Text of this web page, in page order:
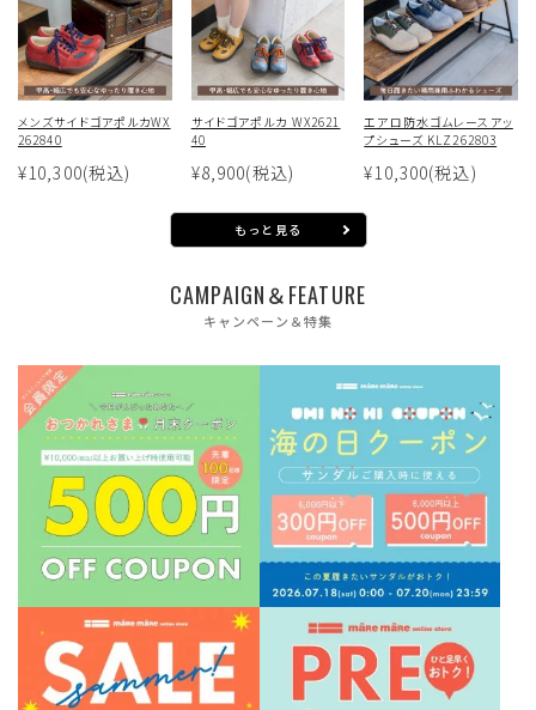
メンズサイドゴアポルカWX
262840
¥10,300(税込)
サイドゴアポルカ WX2621
40
¥8,900(税込)
エアロ防水ゴムレースアッ
プシューズ KLZ262803
¥10,300(税込)
もっと見る
CAMPAIGN＆FEATURE
キャンペーン＆特集